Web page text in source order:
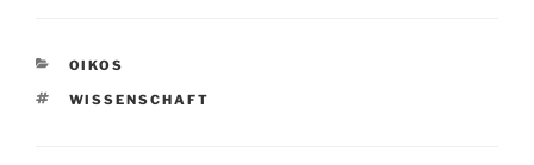
KATEGORIEN
OIKOS
SCHLAGWÖRTER
WISSENSCHAFT